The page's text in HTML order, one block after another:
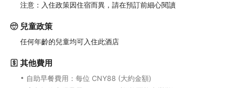
注意：入住政策因住宿而異，請在預訂前細心閱讀
兒童政策
任何年齡的兒童均可入住此酒店
其他費用
自助早餐費用：每位 CNY88 (大約金額)